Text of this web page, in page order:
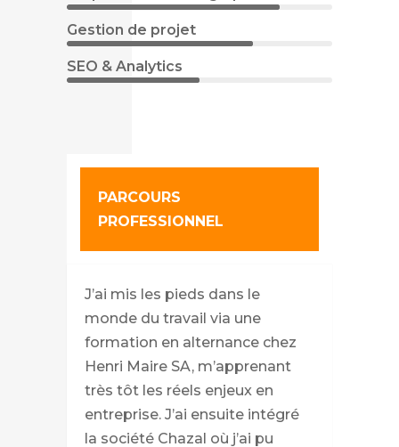
Gestion de projet
SEO & Analytics
PARCOURS
PROFESSIONNEL
J’ai mis les pieds dans le
monde du travail via une
formation en alternance chez
Henri Maire SA, m’apprenant
très tôt les réels enjeux en
entreprise. J’ai ensuite intégré
la société Chazal où j’ai pu